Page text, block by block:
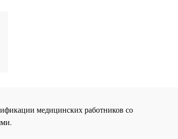
медицинских работников со